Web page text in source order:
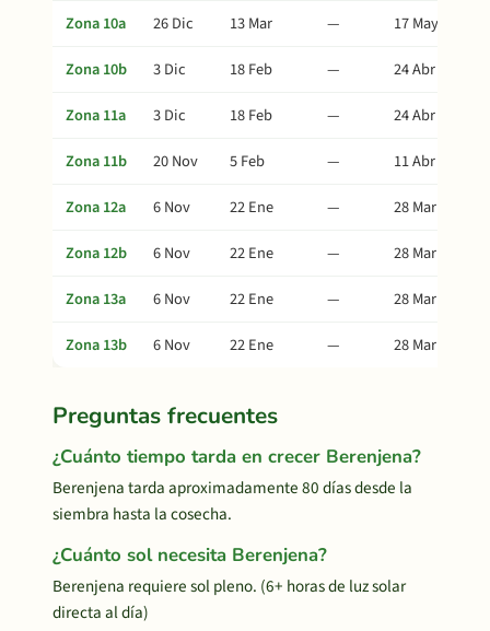
Zona 10a 26 Dic 13 Mar —
17 May
Zona 10b
3 Dic 18 Feb —
24 Abr
Zona 11a
3 Dic 18 Feb —
24 Abr
Zona 11b
20 Nov 5 Feb —
11 Abr
Zona 12a
6 Nov 22 Ene —
28 Mar
Zona 12b
6 Nov 22 Ene —
28 Mar
Zona 13a
6 Nov 22 Ene —
28 Mar
Zona 13b
6 Nov 22 Ene — 28 Mar
Preguntas frecuentes
¿Cuánto tiempo tarda en crecer Berenjena?
Berenjena tarda aproximadamente 80 días desde la
siembra hasta la cosecha.
¿Cuánto sol necesita Berenjena?
Berenjena requiere sol pleno. (6+ horas de luz solar
directa al día)